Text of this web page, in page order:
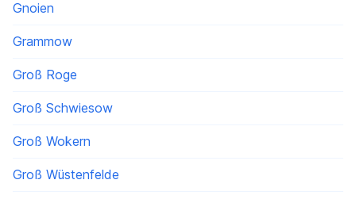
Gnoien
Grammow
Groß Roge
Groß Schwiesow
Groß Wokern
Groß Wüstenfelde